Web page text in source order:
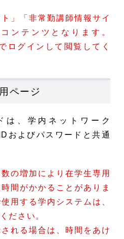
」「非常勤講師情報サイ
ンテンツとなります。
ログインして閲覧してく
ページ
は、学内ネットワーク
およびパスワードと共通
の増加により在学生専用
間がかかることがありま
用する学内システムは、
ださい。
れる場合は、時間をあけ